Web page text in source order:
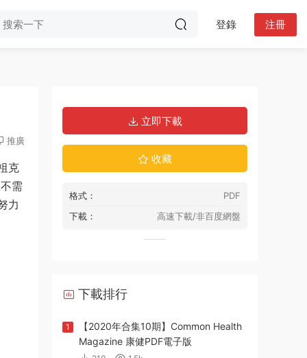
登錄 注冊
推廣
克
需
力
立即下載
收藏
格式：
PDF
下載：
高速下載/非百度網盤
下載排行
1
【2020年合集10期】Common Health
Magazine 康健PDF電子版